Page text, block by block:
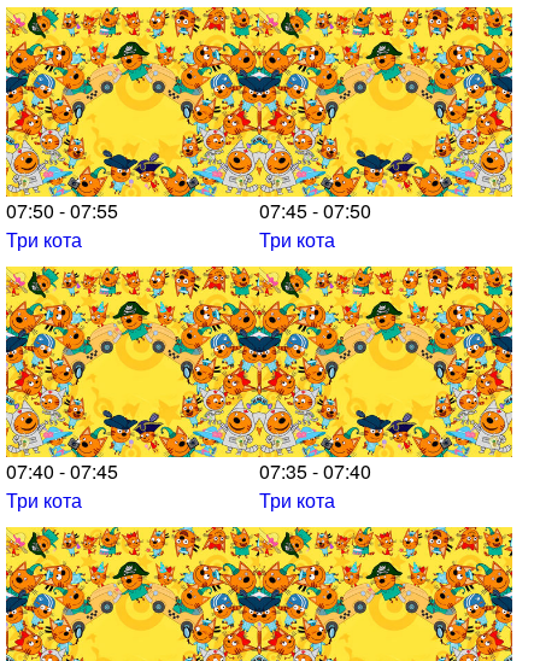
07:50 - 07:55
Три кота
07:45 - 07:50
Три кота
07:40 - 07:45
Три кота
07:35 - 07:40
Три кота